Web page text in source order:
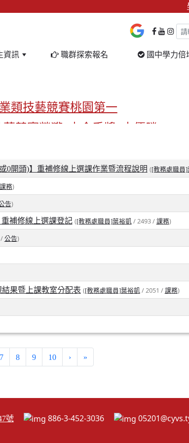
資訊 職群探索報名 國中學力倍
類技藝競賽桃園第一
競賽榮獲1支金手獎3支優勝
理科北台灣私校第一
榮耀桃園
桃園第一
0開頭)】重補修線上選課作業暨流程說明 ([教務處職員]
課務)
告)
補修線上選課登記 ([教務處職員]葉裕凱/ 2493 / 課務)
公告)
果暨上課教室分配表 ([教務處職員]葉裕凱/ 2051 / 課務)
7 8 9 10 › »
號 886-3-452-3036